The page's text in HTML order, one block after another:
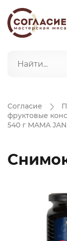
Согласие
фруктовые
540 г MAMA JAN